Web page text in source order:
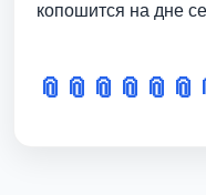
копошится на дне
📎 📎 📎 📎 📎 📎